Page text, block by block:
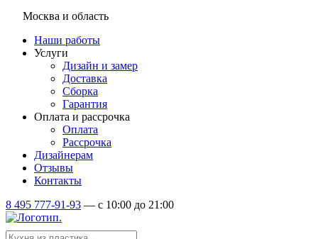
Москва и область
Наши работы
Услуги
Дизайн и замер
Доставка
Сборка
Гарантия
Оплата и рассрочка
Оплата
Рассрочка
Дизайнерам
Отзывы
Контакты
8 495 777-91-93 — c 10:00 до 21:00